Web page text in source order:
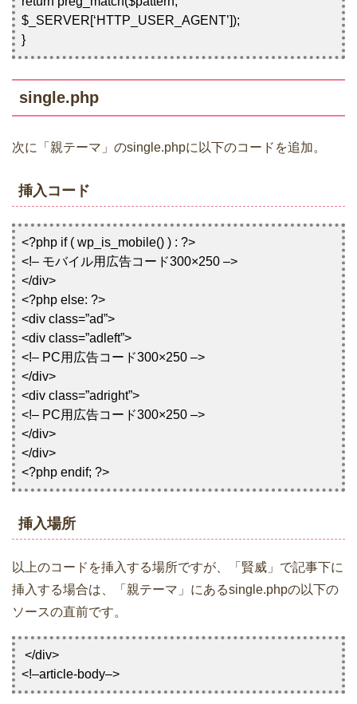
$_SERVER[‘HTTP_USER_AGENT’]);
}
single.php
次に「親テーマ」のsingle.phpに以下のコードを追加。
挿入コード
<?php if ( wp_is_mobile() ) : ?>
<!– モバイル用広告コード300×250 –>
</div>
<?php else: ?>
<div class=”ad”>
<div class=”adleft”>
<!– PC用広告コード300×250 –>
</div>
<div class=”adright”>
<!– PC用広告コード300×250 –>
</div>
</div>
<?php endif; ?>
挿入場所
以上のコードを挿入する場所ですが、「賢威」で記事下に
挿入する場合は、「親テーマ」にあるsingle.phpの以下の
ソースの直前です。
</div>
<!–article-body–>